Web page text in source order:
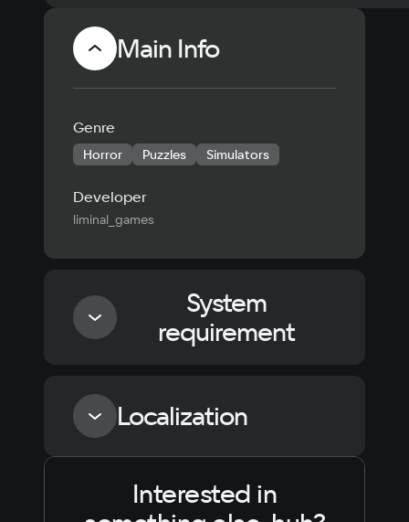
Main Info
Genre
Horror Puzzles Simulators
Developer
liminal_games
System
requirement
Minimum
Processor
Memory
Localization
Language
Russian
Text Voiceover
Interested in